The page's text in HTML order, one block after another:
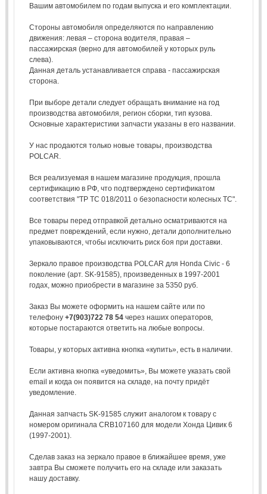
Вашим автомобилем по годам выпуска и его комплектации.
Стороны автомобиля определяются по направлению
движения: левая – сторона водителя, правая –
пассажирская (верно для автомобилей у которых руль
слева).
Данная деталь устанавливается справа - пассажирская
сторона.
При выборе детали следует обращать внимание на год
производства автомобиля, регион сборки, тип кузова.
Основные характеристики запчасти указаны в его названии.
У нас продаются только новые товары, производства
POLCAR.
Вся реализуемая в нашем магазине продукция, прошла
сертификацию в РФ, что подтверждено сертификатом
соответствия "ТР ТС 018/2011 о безопасности колесных ТС".
Все товары перед отправкой детально осматриваются на
предмет повреждений, если нужно, детали дополнительно
упаковываются, чтобы исключить риск боя при доставки.
Зеркало правое производства POLCAR для Honda Civic - 6
поколение (арт. SK-91585), произведенных в 1997-2001
годах, можно приобрести в магазине за 5350 руб.
Заказ Вы можете оформить на нашем сайте или по
телефону +7(903)722 78 54через наших операторов,
которые постараются ответить на любые вопросы.
Товары, у которых активна кнопка «купить», есть в наличии.
Если активна кнопка «уведомить», Вы можете указать свой
email и когда он появится на складе, на почту придёт
уведомление.
Данная запчасть SK-91585 служит аналогом к товару с
номером оригинала CRB107160 для модели Хонда Цивик 6
(1997-2001).
Сделав заказ на зеркало правое в ближайшее время, уже
завтра Вы сможете получить его на складе или заказать
нашу доставку.